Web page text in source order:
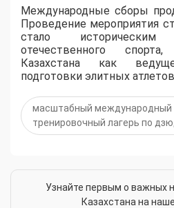
Международные сборы
Проведение мероприятия
стало
отечественного
Казахстана как
подготовки элитных
масштабный международный
тренировочный лагерь по
Узнайте первым о важных
Казахстана на